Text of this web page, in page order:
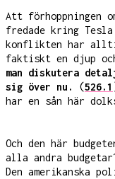
Att förhoppningen
fredade kring Tesla
konflikten har
faktiskt en djup
man diskutera
sig över nu.
(526.1
har en sån här
Och den här
alla andra
Den amerikanska